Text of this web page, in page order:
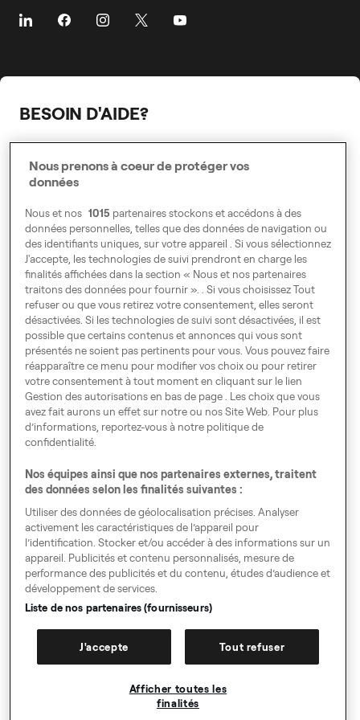
Villes
Centre chauffeur
La Sécurité
Événements et webinaires
Durabilité
Modern Slavery Statement
BESOIN D'AIDE?
Voyager
VTC
Gérant de flotte
Business
Business
Voyagez En Europe
Gestion des autorisations
Index égalité hommes - femmes
Speak up!
GTC, Privacy Policy & Cookies
Directives pour les demandes d'autorisation
Nous prenons à coeur de protéger vos
données
Nous et nos 1015partenaires stockons et accédons à des
données personnelles, telles que des données de navigation ou
des identifiants uniques, sur votre appareil . Si vous sélectionnez
J'accepte, les technologies de suivi prendront en charge les
finalités affichées dans la section « Nous et nos partenaires
traitons des données pour fournir ». . Si vous choisissez Tout
refuser ou que vous retirez votre consentement, elles seront
désactivées. Si les technologies de suivi sont désactivées, il est
possible que certains contenus et annonces qui vous sont
présentés ne soient pas pertinents pour vous. Vous pouvez faire
réapparaître ce menu pour modifier vos choix ou pour retirer
votre consentement à tout moment en cliquant sur le lien
Gestion des autorisations en bas de page . Les choix que vous
avez fait aurons un effet sur notre ou nos Site Web. Pour plus
d’informations, reportez-vous à notre politique de
confidentialité.
Nos équipes ainsi que nos partenaires externes, traitent
des données selon les finalités suivantes :
Utiliser des données de géolocalisation précises. Analyser
activement les caractéristiques de l’appareil pour
l’identification. Stocker et/ou accéder à des informations sur un
appareil. Publicités et contenu personnalisés, mesure de
performance des publicités et du contenu, études d’audience et
développement de services.
Liste de nos partenaires (fournisseurs)
J'accepte Tout refuser
Afficher toutes les
finalités